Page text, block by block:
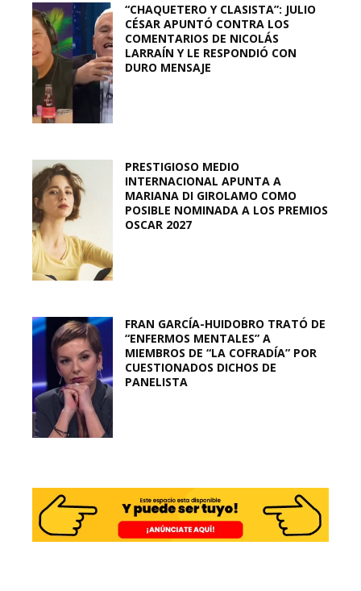
“CHAQUETERO Y CLASISTA”: JULIO
CÉSAR APUNTÓ CONTRA LOS
COMENTARIOS DE NICOLÁS
LARRAÍN Y LE RESPONDIÓ CON
DURO MENSAJE
PRESTIGIOSO MEDIO
INTERNACIONAL APUNTA A
MARIANA DI GIROLAMO COMO
POSIBLE NOMINADA A LOS PREMIOS
OSCAR 2027
FRAN GARCÍA-HUIDOBRO TRATÓ DE
“ENFERMOS MENTALES” A
MIEMBROS DE “LA COFRADÍA” POR
CUESTIONADOS DICHOS DE
PANELISTA